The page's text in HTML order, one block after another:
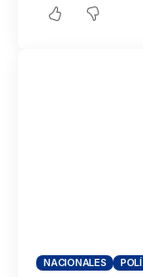
NACIONALES